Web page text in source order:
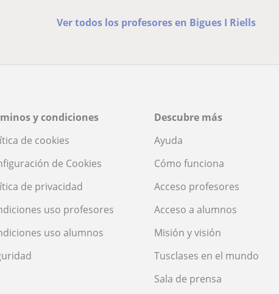
Ver todos los profesores en Bigues I Riells
y condiciones
de cookies
de Cookies
de privacidad
uso profesores
uso alumnos
Descubre más
Ayuda
Cómo funciona
Acceso profesores
Acceso a alumnos
Misión y visión
Tusclases en el mundo
Sala de prensa